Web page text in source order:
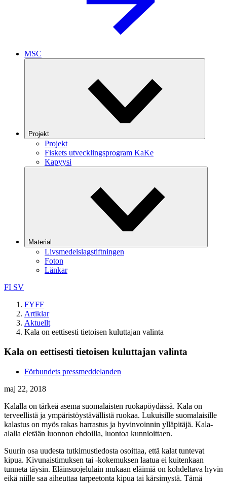
MSC
Projekt
Projekt
Fiskets utvecklingsprogram KaKe
Kapyysi
Material
Livsmedelslagstiftningen
Foton
Länkar
FI SV
FYFF
Artiklar
Aktuellt
Kala on eettisesti tietoisen kuluttajan valinta
Kala on eettisesti tietoisen kuluttajan valinta
Förbundets pressmeddelanden
maj 22, 2018
Kalalla on tärkeä asema suomalaisten ruokapöydässä. Kala on
terveellistä ja ympäristöystävällistä ruokaa. Lukuisille suomalaisille
kalastus on myös rakas harrastus ja hyvinvoinnin ylläpitäjä. Kala-
alalla eletään luonnon ehdoilla, luontoa kunnioittaen.
Suurin osa uudesta tutkimustiedosta osoittaa, että kalat tuntevat
kipua. Kivunaistimuksen tai -kokemuksen laatua ei kuitenkaan
tunneta täysin. Eläinsuojelulain mukaan eläimiä on kohdeltava hyvin
eikä niille saa aiheuttaa tarpeetonta kipua tai kärsimystä. Tämä